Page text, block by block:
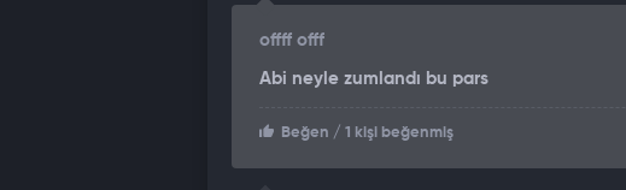
offff offf
Abi neyle zumlandı bu pars
Beğen / 1 kişi beğenmiş